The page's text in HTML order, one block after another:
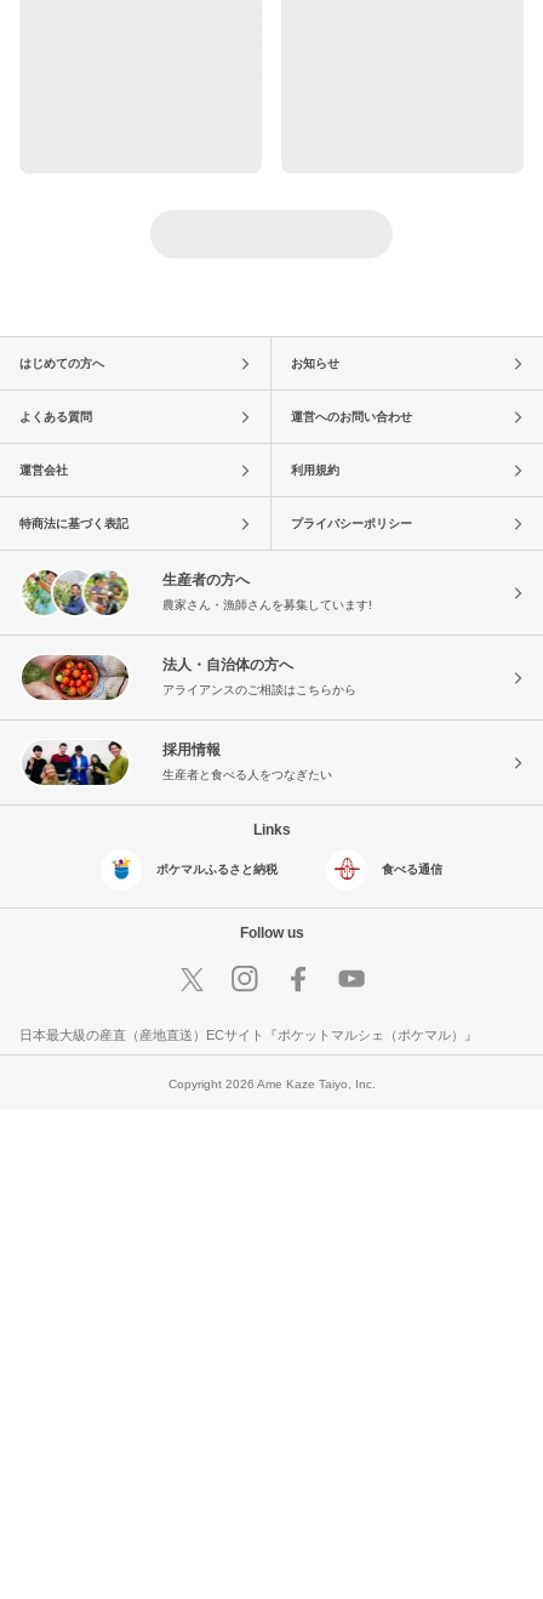
はじめての方へ お知らせ
よくある質問 運営へのお問い合わせ
運営会社 利用規約
特商法に基づく表記 プライバシーポリシー
生産者の方へ
農家さん・漁師さんを募集しています!
法人・自治体の方へ
アライアンスのご相談はこちらから
採用情報
生産者と食べる人をつなぎたい
Links
ポケマルふるさと納税 食べる通信
Follow us
日本最大級の産直（産地直送）ECサイト『ポケットマルシェ（ポケマル）』
Copyright 2026 Ame Kaze Taiyo, Inc.